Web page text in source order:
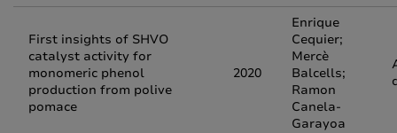
First insights of SHVO
catalyst activity for
monomeric phenol
production from polive
pomace
2020
Enrique
Cequier;
Mercè
Balcells;
Ramon
Canela-
Garayoa